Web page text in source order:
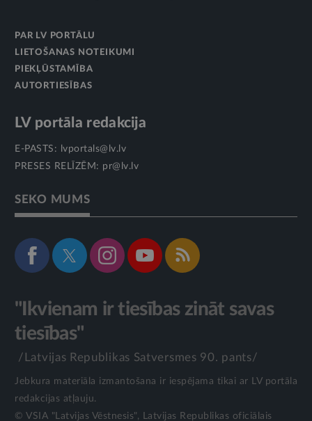
PAR LV PORTĀLU
LIETOŠANAS NOTEIKUMI
PIEKĻŪSTAMĪBA
AUTORTIESĪBAS
LV portāla redakcija
E-PASTS:
lvportals@lv.lv
PRESES RELĪZĒM: pr@lv.lv
SEKO MUMS
"Ikvienam ir tiesības zināt savas
tiesības"
/Latvijas Republikas Satversmes 90. pants/
Jebkura materiāla izmantošana ir iespējama tikai ar LV portāla
redakcijas atļauju.
© VSIA "Latvijas Vēstnesis", Latvijas Republikas oficiālais